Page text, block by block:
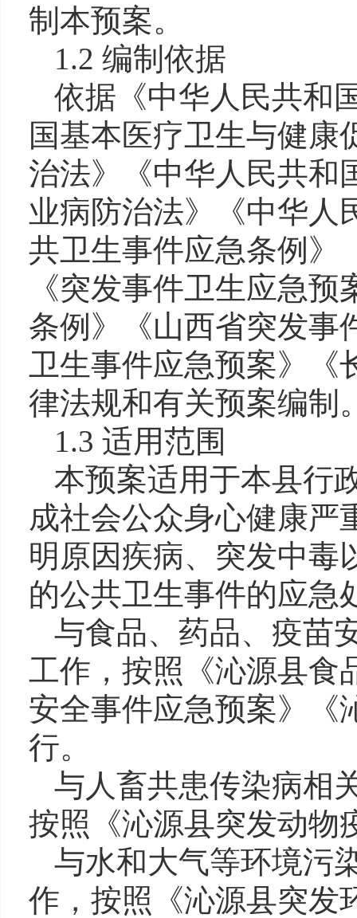
制本预案。
1.2 编制依据
依据《中华人民共和
国基本医疗卫生与健康
治法》《中华人民共和
业病防治法》《中华人
共卫生事件应急条例》
《突发事件卫生应急
条例》《山西省突发事
卫生事件应急预案》《
律法规和有关预案编制
1.3 适用范围
本预案适用于本县行
成社会公众身心健康严
明原因疾病、突发中毒
的公共卫生事件的应急
与食品、药品、疫苗
工作，按照《沁源县食
安全事件应急预案》《
行。
与人畜共患传染病相
按照《沁源县突发动物
与水和大气等环境污
作，按照《沁源县突发